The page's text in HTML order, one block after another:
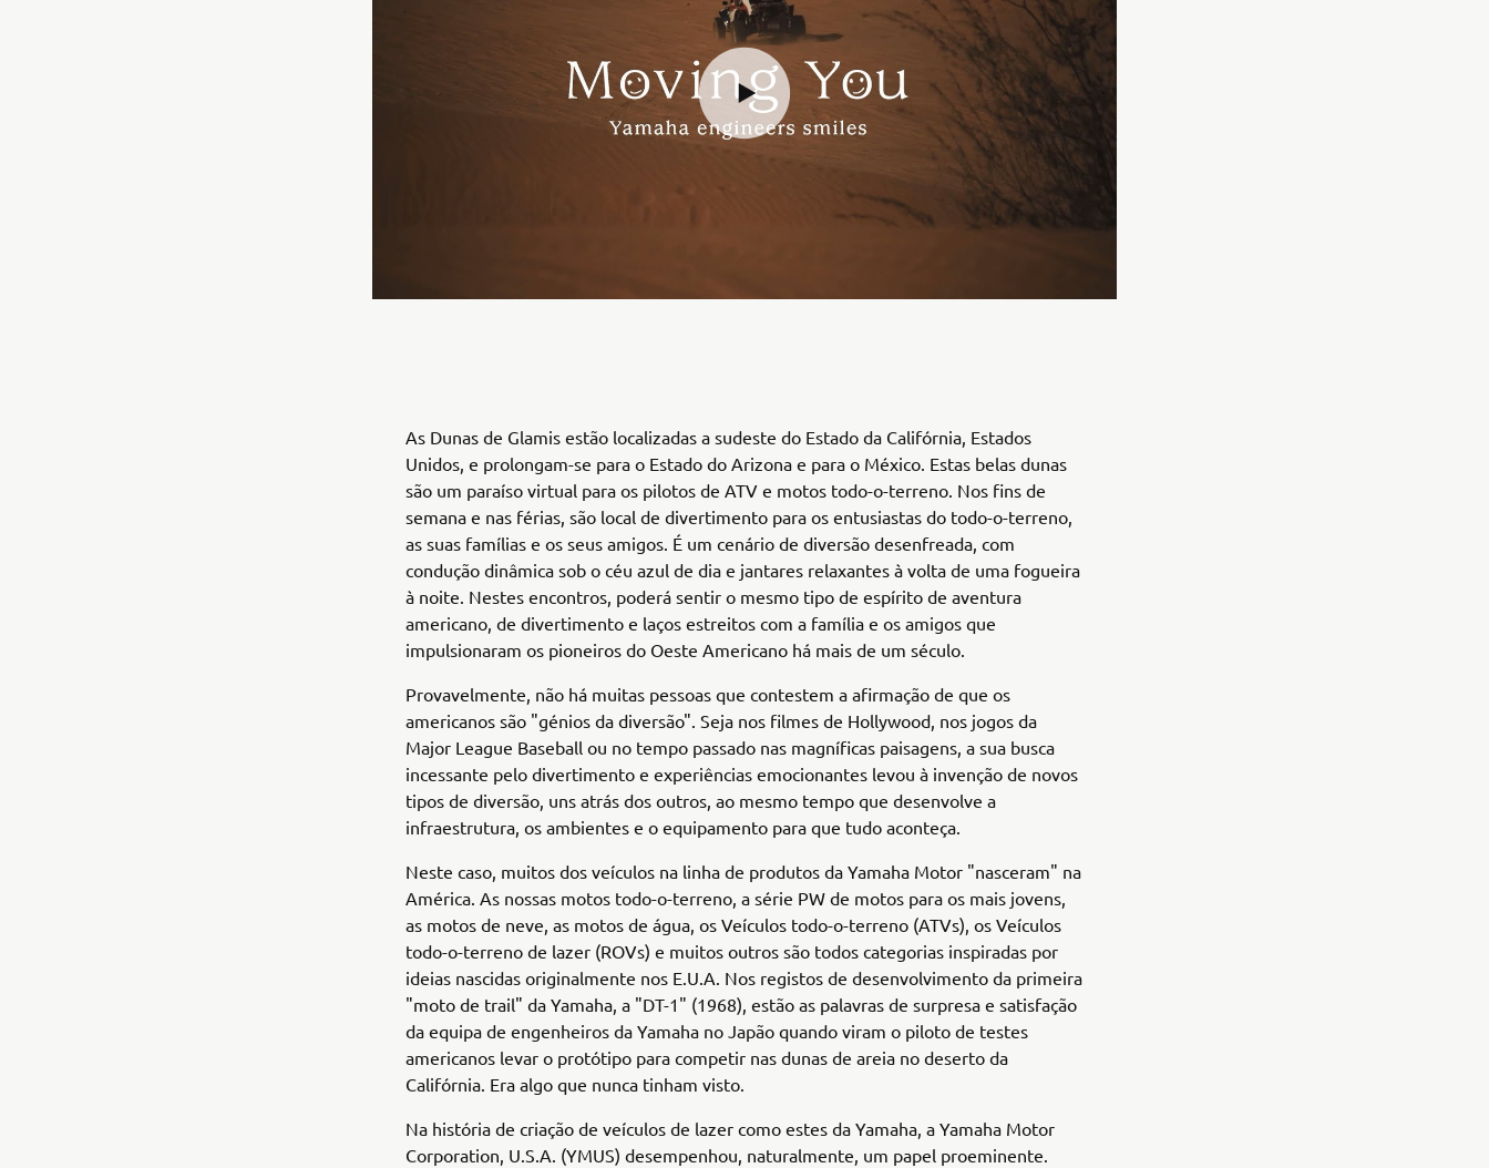
As Dunas de Glamis estão localizadas a sudeste do Estado da Califórnia, Estados
Unidos, e prolongam-se para o Estado do Arizona e para o México. Estas belas dunas
são um paraíso virtual para os pilotos de ATV e motos todo-o-terreno. Nos fins de
semana e nas férias, são local de divertimento para os entusiastas do todo-o-terreno,
as suas famílias e os seus amigos. É um cenário de diversão desenfreada, com
condução dinâmica sob o céu azul de dia e jantares relaxantes à volta de uma fogueira
à noite. Nestes encontros, poderá sentir o mesmo tipo de espírito de aventura
americano, de divertimento e laços estreitos com a família e os amigos que
impulsionaram os pioneiros do Oeste Americano há mais de um século.
Provavelmente, não há muitas pessoas que contestem a afirmação de que os
americanos são "génios da diversão". Seja nos filmes de Hollywood, nos jogos da
Major League Baseball ou no tempo passado nas magníficas paisagens, a sua busca
incessante pelo divertimento e experiências emocionantes levou à invenção de novos
tipos de diversão, uns atrás dos outros, ao mesmo tempo que desenvolve a
infraestrutura, os ambientes e o equipamento para que tudo aconteça.
Neste caso, muitos dos veículos na linha de produtos da Yamaha Motor "nasceram" na
América. As nossas motos todo-o-terreno, a série PW de motos para os mais jovens,
as motos de neve, as motos de água, os Veículos todo-o-terreno (ATVs), os Veículos
todo-o-terreno de lazer (ROVs) e muitos outros são todos categorias inspiradas por
ideias nascidas originalmente nos E.U.A. Nos registos de desenvolvimento da primeira
"moto de trail" da Yamaha, a "DT-1" (1968), estão as palavras de surpresa e satisfação
da equipa de engenheiros da Yamaha no Japão quando viram o piloto de testes
americanos levar o protótipo para competir nas dunas de areia no deserto da
Califórnia. Era algo que nunca tinham visto.
Na história de criação de veículos de lazer como estes da Yamaha, a Yamaha Motor
Corporation, U.S.A. (YMUS) desempenhou, naturalmente, um papel proeminente.